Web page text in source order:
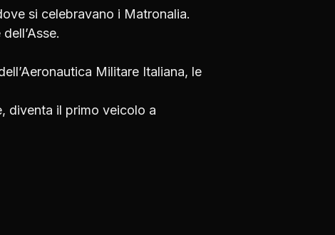
si celebravano i Matronalia.
Militare Italiana, le
diventa il primo veicolo a